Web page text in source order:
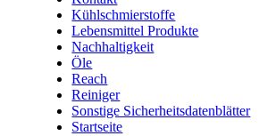
Kühlschmierstoffe
Lebensmittel Produkte
Nachhaltigkeit
Öle
Reach
Reiniger
Sonstige Sicherheitsdatenblätter
Startseite